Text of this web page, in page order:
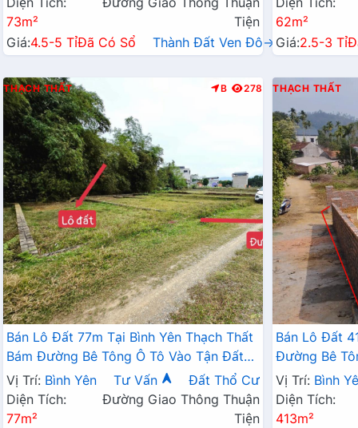
73m²
Tiện
Giá:4.5-5 TỉĐã Có Sổ Thành Đất Ven Đô→
62m²
Giá:2.5-3 Tỉ
THẠCH THẤT B 278
Bán Lô Đất 77m Tại Bình Yên Thạch Thất
Bám Đường Bê Tông Ô Tô Vào Tận Đất
Dân Cư Đông Đông Đúc Sát QL21 Giá
Đầu Tư
Vị Trí: Bình Yên Tư Vấn
Đất Thổ Cư
Diện Tích:
77m²
Đường Giao Thông Thuận
Tiện
THẠCH THẤT
Bán Lô Đất
Đường Bê
Cư Đông
Trường Học
Vị Trí: Bình
Diện Tích:
413m²